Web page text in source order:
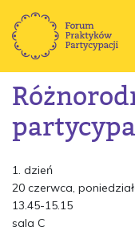
1. dzień
20 czerwca,
13.45-15.15
sala C